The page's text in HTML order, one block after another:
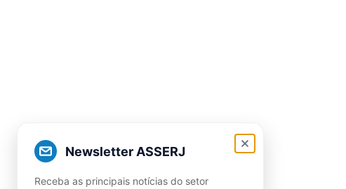
Newsletter ASSERJ
Receba as principais notícias do setor